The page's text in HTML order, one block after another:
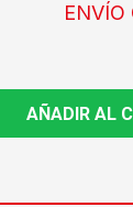
ENVÍO
AÑADIR AL